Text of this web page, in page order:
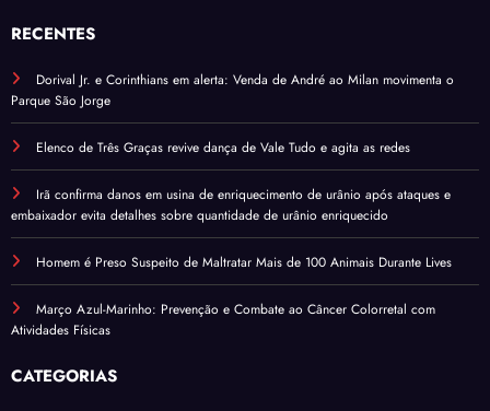
RECENTES
Dorival Jr. e Corinthians em alerta: Venda de André ao Milan movimenta o
Parque São Jorge
Elenco de Três Graças revive dança de Vale Tudo e agita as redes
Irã confirma danos em usina de enriquecimento de urânio após ataques e
embaixador evita detalhes sobre quantidade de urânio enriquecido
Homem é Preso Suspeito de Maltratar Mais de 100 Animais Durante Lives
Março Azul-Marinho: Prevenção e Combate ao Câncer Colorretal com
Atividades Físicas
CATEGORIAS